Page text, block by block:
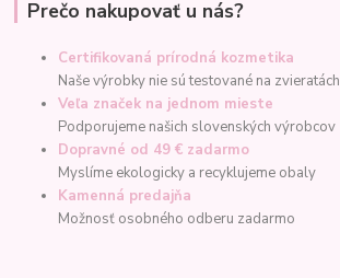
Prečo nakupovať u nás?
Certifikovaná prírodná kozmetika
Naše výrobky nie sú testované na zvieratách
Veľa značek na jednom mieste
Podporujeme našich slovenských výrobcov
Dopravné od 49 € zadarmo
Myslíme ekologicky a recyklujeme obaly
Kamenná predajňa
Možnosť osobného odberu zadarmo